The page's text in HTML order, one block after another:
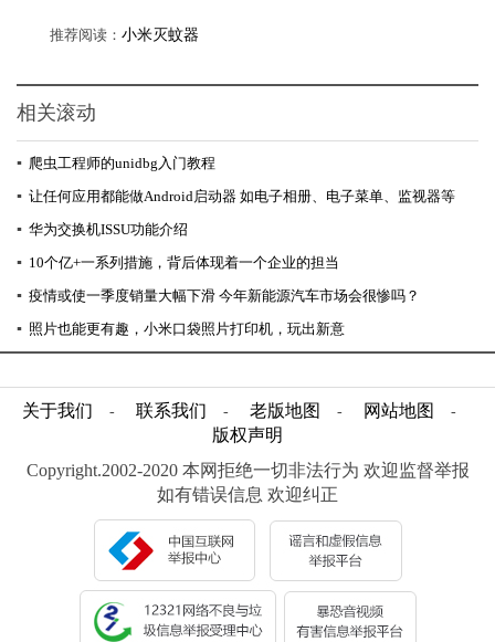
推荐阅读： 小米灭蚊器
相关滚动
▪ 爬虫工程师的unidbg入门教程
▪ 让任何应用都能做Android启动器 如电子相册、电子菜单、监视器等
▪ 华为交换机ISSU功能介绍
▪ 10个亿+一系列措施，背后体现着一个企业的担当
▪ 疫情或使一季度销量大幅下滑 今年新能源汽车市场会很惨吗？
▪ 照片也能更有趣，小米口袋照片打印机，玩出新意
关于我们 - 联系我们 - 老版地图 - 网站地图 -
版权声明
Copyright.2002-2020 本网拒绝一切非法行为 欢迎监督举报
如有错误信息 欢迎纠正